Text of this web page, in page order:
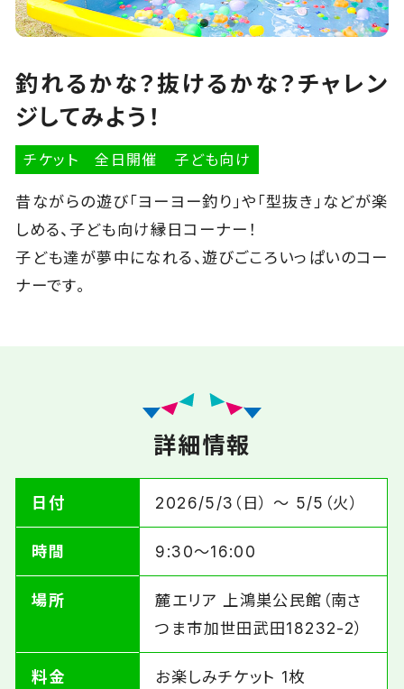
釣れるかな？抜けるかな？チャレン
ジしてみよう！
チケット 全日開催 子ども向け
昔ながらの遊び「ヨーヨー釣り」や「型抜き」などが楽
しめる、子ども向け縁日コーナー！
子ども達が夢中になれる、遊びごころいっぱいのコー
ナーです。
詳細情報
日付 2026/5/3（日） 〜 5/5（火）
時間 9:30～16:00
場所
麓エリア 上鴻巣公民館（南さ
つま市加世田武田18232-2）
料金
お楽しみチケット 1枚